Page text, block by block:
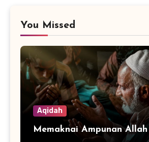
You Missed
Aqidah
Memaknai Ampunan Allah